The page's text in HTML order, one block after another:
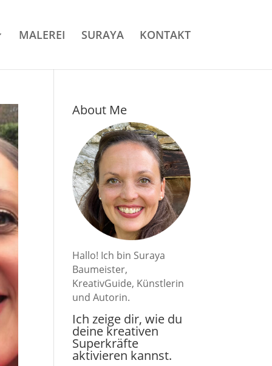
MALEREI SURAYA KONTAKT
About Me
Hallo! Ich bin Suraya
Baumeister,
KreativGuide, Künstlerin
und Autorin.
Ich zeige dir, wie du
deine kreativen
Superkräfte
aktivieren kannst.